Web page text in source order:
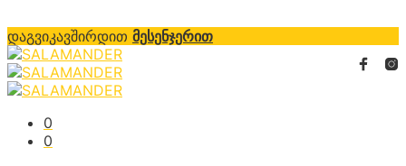
დაგვიკავშირდით მესენჯერით
0
0